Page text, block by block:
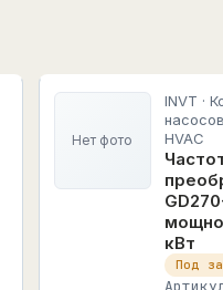
Нет фото
INVT ·
HVAC
кВт
Под